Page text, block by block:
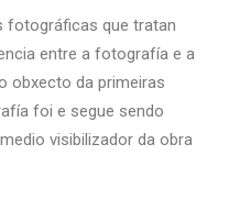
fotográficas que tratan
entre a fotografía e a
obxecto da primeiras
foi e segue sendo
visibilizador da obra